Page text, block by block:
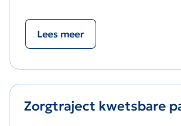
Lees meer
Zorgtraject kwetsbare